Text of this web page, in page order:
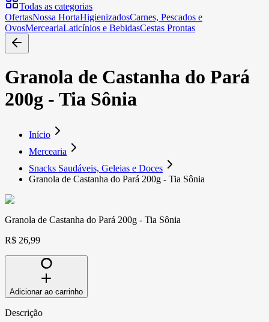
Todas as categorias
OfertasNossa HortaHigienizadosCarnes, Pescados e
OvosMerceariaLaticínios e BebidasCestas Prontas
Granola de Castanha do Pará
200g - Tia Sônia
Início
Mercearia
Snacks Saudáveis, Geleias e Doces
Granola de Castanha do Pará 200g - Tia Sônia
Granola de Castanha do Pará 200g - Tia Sônia
R$ 26,99
Adicionar ao carrinho
Descrição